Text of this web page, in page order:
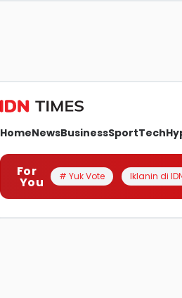
HomeNewsBusinessSportTech
For
You # Yuk Vote Iklanin di